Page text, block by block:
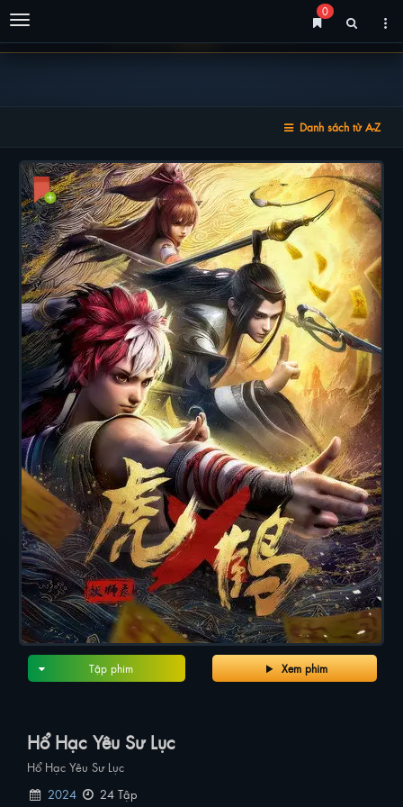
Menu
0
Danh sách từ A-Z
Xem phim
Tập phim
Hổ Hạc Yêu Sư Lục
Hổ Hạc Yêu Sư Lục
2024
24 Tập